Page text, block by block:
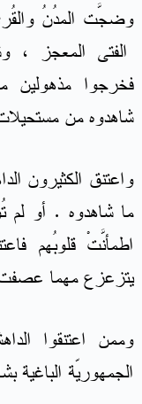
وضجَّت المدُنُ
الفتى المعجز ،
فخرجوا مذهولين
شاهدوه من
واعتنق الكثيرون
ما شاهدوه . أو لم
اطمأنَّتْ قلوبُهم
يتزعزع مهما
وممن اعتنقوا
الجمهوريّة الباغية